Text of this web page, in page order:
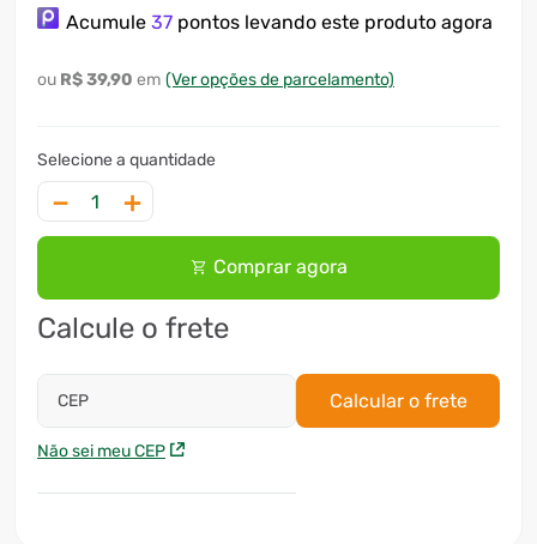
Acumule 37 pontos levando este produto agora
R$39,90 (Ver opções de parcelamento)
＋
－
Comprar agora
Calcule o frete
CEP
Não sei meu CEP
Calcular o frete
8º
ventilador
10º lavadora